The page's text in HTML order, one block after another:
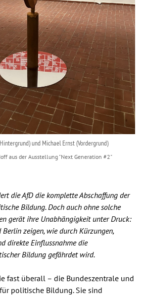
und Michael Ernst (Vordergrund)
aus der Ausstellung "Next Generation #2"
die AfD die komplette Abschaffung der
Bildung. Doch auch ohne solche
gerät ihre Unabhängigkeit unter Druck:
Berlin zeigen, wie durch Kürzungen,
direkte Einflussnahme die
Bildung gefährdet wird.
fast überall – die Bundeszentrale und
politische Bildung. Sie sind